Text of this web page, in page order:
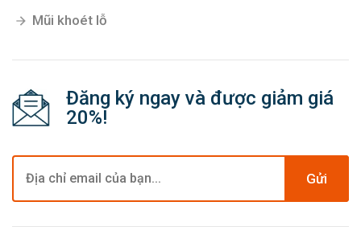
Mũi khoét lỗ
Đăng ký ngay và được giảm giá
20%!
Gửi